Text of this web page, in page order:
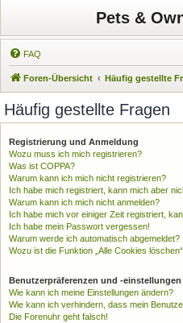
Pets &
FAQ
Foren-Übersicht Häufig gestellte
Häufig gestellte Fragen
Registrierung und Anmeldung
Wozu muss ich mich registrieren?
Was ist COPPA?
Warum kann ich mich nicht registrieren?
Ich habe mich registriert, kann mich aber
Warum kann ich mich nicht anmelden?
Ich habe mich vor einiger Zeit registriert,
Ich habe mein Passwort vergessen!
Warum werde ich automatisch abgemeldet?
Wozu ist die Funktion „Alle Cookies
Benutzerpräferenzen und -einstellungen
Wie kann ich meine Einstellungen ändern?
Wie kann ich verhindern, dass mein
Die Forenuhr geht falsch!